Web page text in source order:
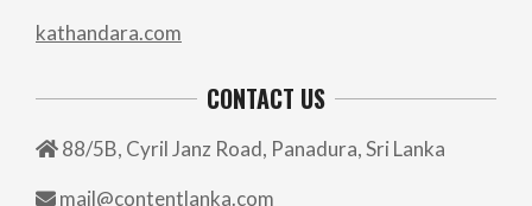
kathandara.com
CONTACT US
88/5B, Cyril Janz Road, Panadura, Sri Lanka
mail@contentlanka.com